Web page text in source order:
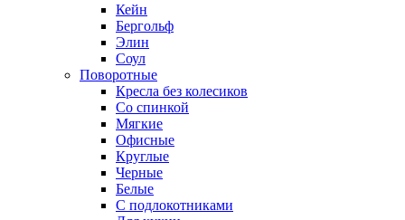
Кейн
Бергольф
Элин
Соул
Поворотные
Кресла без колесиков
Со спинкой
Мягкие
Офисные
Круглые
Черные
Белые
С подлокотниками